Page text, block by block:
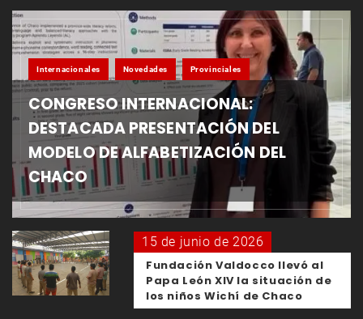
Internacionales Novedades Provinciales
CONGRESO INTERNACIONAL:
DESTACADA PRESENTACIÓN DEL
MODELO DE ALFABETIZACIÓN DEL
CHACO
15 de junio de 2026
Fundación Valdocco llevó al
Papa León XIV la situación de
los niños Wichí de Chaco